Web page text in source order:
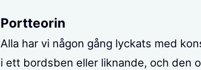
Portteorin
Alla har vi någon gång lyckats med
i ett bordsben eller liknande, och den